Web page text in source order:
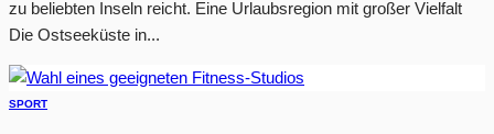
zu beliebten Inseln reicht. Eine Urlaubsregion mit großer Vielfalt
Die Ostseeküste in...
SPORT